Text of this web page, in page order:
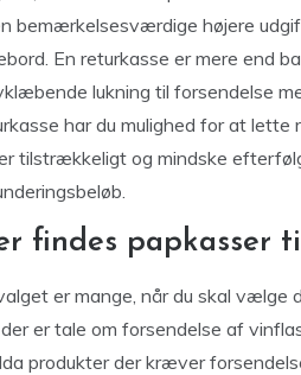
bemærkelsesværdige højere
En returkasse er mere end
lukning til forsendelse
har du mulighed for at
tilstrækkeligt og mindske
findes papkasser
er mange, når du skal vælge
er tale om forsendelse af
produkter der kræver